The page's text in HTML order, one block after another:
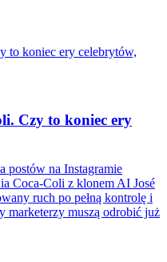
Czy to koniec ery
postów na Instagramie
Coca-Coli z klonem AI José
ruch po pełną kontrolę i
marketerzy muszą odrobić już